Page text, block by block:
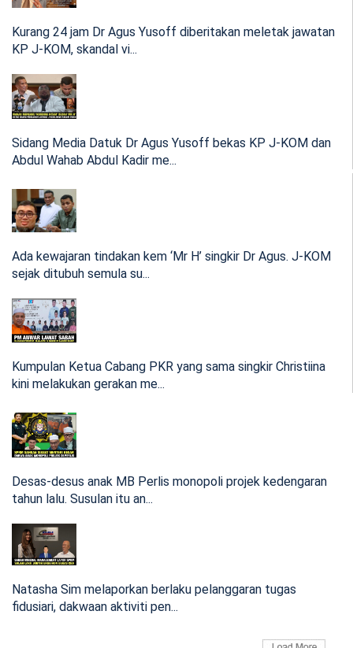
Selepas anak direman, SPRM sahkan siasat Menteri
Besar dakwaan anak monopoli projek di Perlis
Desas-desus anak MB Perlis monopoli projek kedengaran
tahun lalu. Susu...
06:04 Apr 29, 2024
PM Anwar lawat Sabah, Selesaikah perebutan kuasa
Kumpulan Ketua Cabang PKR yang sama singkir Christiina
kini melakukan...
[VIDEO] Tindakan kem 'Mr H' wajar, selamatkan
organisasi J-KOM bukan Dr Agus dan Abd Wahab
Ada kewajaran tindakan kem ‘Mr H’ singkir Dr Agus. J-KOM
sejak ditubuh...
18:11 Nov 18, 2023
(VIDEO) Wahab mengaku jadi ‘kambing hitam’
dedah ‘Mr H’ Ustaz Hakim Pengarah Latihan J-KOM
arah rakam video
Sidang Media Datuk Dr Agus Yusoff bekas KP J-KOM dan
Abdul Wahab Abdu...
Kurang 24 jam Dr Agus Yusoff diberitakan meletak jawatan
KP J-KOM, skandal vi...
Sidang Media Datuk Dr Agus Yusoff bekas KP J-KOM dan
Abdul Wahab Abdul Kadir me...
Ada kewajaran tindakan kem ‘Mr H’ singkir Dr Agus. J-KOM
sejak ditubuh semula su...
Kumpulan Ketua Cabang PKR yang sama singkir Christiina
kini melakukan gerakan me...
Desas-desus anak MB Perlis monopoli projek kedengaran
tahun lalu. Susulan itu an...
Natasha Sim melaporkan berlaku pelanggaran tugas
fidusiari, dakwaan aktiviti pen...